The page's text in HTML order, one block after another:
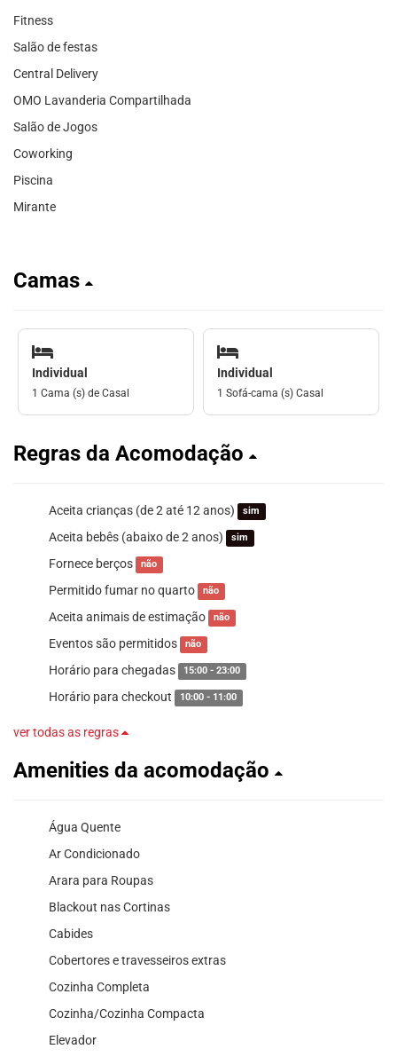
Fitness
Salão de festas
Central Delivery
OMO Lavanderia Compartilhada
Salão de Jogos
Coworking
Piscina
Mirante
Camas
Individual
1 Cama (s) de Casal
Individual
1 Sofá-cama (s) Casal
Regras da Acomodação
Aceita crianças (de 2 até 12 anos) sim
Aceita bebês (abaixo de 2 anos) sim
Fornece berços não
Permitido fumar no quarto não
Aceita animais de estimação não
Eventos são permitidos não
Horário para chegadas 15:00 - 23:00
Horário para checkout 10:00 - 11:00
ver todas as regras
Amenities da acomodação
Água Quente
Ar Condicionado
Arara para Roupas
Blackout nas Cortinas
Cabides
Cobertores e travesseiros extras
Cozinha Completa
Cozinha/Cozinha Compacta
Elevador